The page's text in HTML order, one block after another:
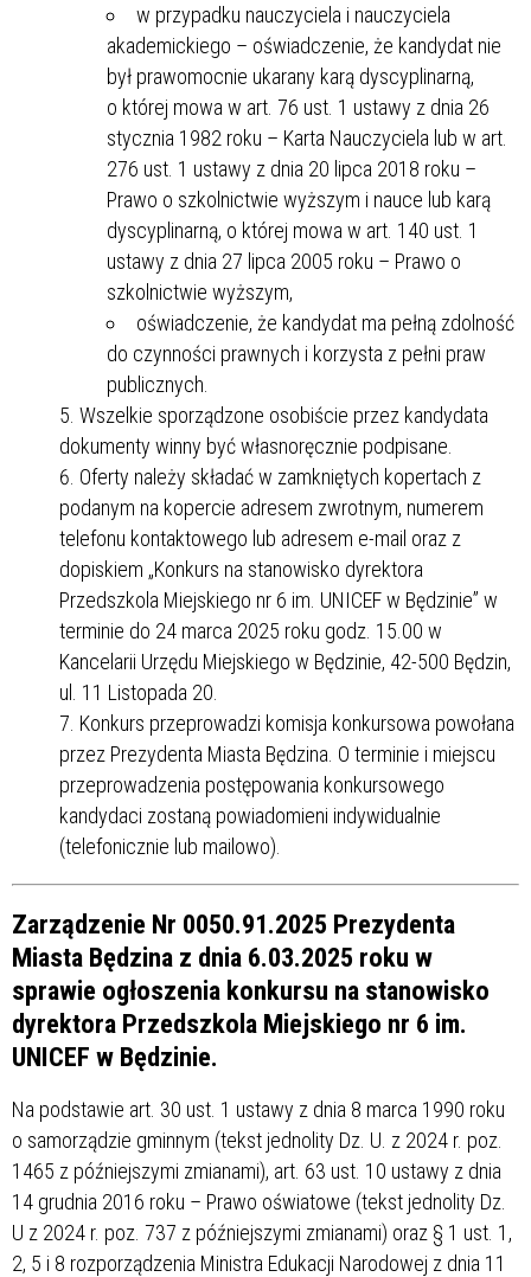
w przypadku nauczyciela i nauczyciela
akademickiego – oświadczenie, że kandydat nie
był prawomocnie ukarany karą dyscyplinarną,
o której mowa w art. 76 ust. 1 ustawy z dnia 26
stycznia 1982 roku – Karta Nauczyciela lub w art.
276 ust. 1 ustawy z dnia 20 lipca 2018 roku –
Prawo o szkolnictwie wyższym i nauce lub karą
dyscyplinarną, o której mowa w art. 140 ust. 1
ustawy z dnia 27 lipca 2005 roku – Prawo o
szkolnictwie wyższym,
oświadczenie, że kandydat ma pełną zdolność
do czynności prawnych i korzysta z pełni praw
publicznych.
Wszelkie sporządzone osobiście przez kandydata
dokumenty winny być własnoręcznie podpisane.
Oferty należy składać w zamkniętych kopertach z
podanym na kopercie adresem zwrotnym, numerem
telefonu kontaktowego lub adresem e-mail oraz z
dopiskiem „Konkurs na stanowisko dyrektora
Przedszkola Miejskiego nr 6 im. UNICEF w Będzinie” w
terminie do 24 marca 2025 roku godz. 15.00 w
Kancelarii Urzędu Miejskiego w Będzinie, 42-500 Będzin,
ul. 11 Listopada 20.
Konkurs przeprowadzi komisja konkursowa powołana
przez Prezydenta Miasta Będzina. O terminie i miejscu
przeprowadzenia postępowania konkursowego
kandydaci zostaną powiadomieni indywidualnie
(telefonicznie lub mailowo).
Zarządzenie Nr 0050.91.2025 Prezydenta
Miasta Będzina z dnia 6.03.2025 roku w
sprawie ogłoszenia konkursu na stanowisko
dyrektora Przedszkola Miejskiego nr 6 im.
UNICEF w Będzinie.
Na podstawie art. 30 ust. 1 ustawy z dnia 8 marca 1990 roku
o samorządzie gminnym (tekst jednolity Dz. U. z 2024 r. poz.
1465 z późniejszymi zmianami), art. 63 ust. 10 ustawy z dnia
14 grudnia 2016 roku – Prawo oświatowe (tekst jednolity Dz.
U z 2024 r. poz. 737 z późniejszymi zmianami) oraz § 1 ust. 1,
2, 5 i 8 rozporządzenia Ministra Edukacji Narodowej z dnia 11